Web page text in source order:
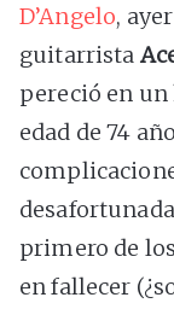
D’Angelo,
guitarrista
pereció en un
edad de 74
primero de
en fallecer